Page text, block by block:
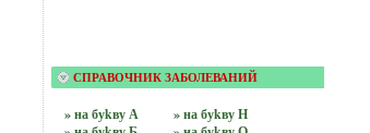
СПРАВОЧНИК ЗАБОЛЕВАНИЙ
» на буkву А
» на буkву Н